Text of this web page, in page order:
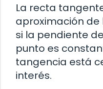
La recta
aproximación de
si la pendiente
punto es
tangencia está
interés.